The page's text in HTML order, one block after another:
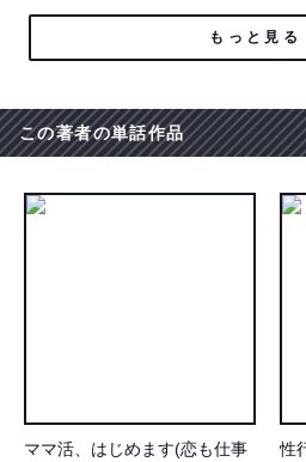
もっと見る
この著者の単話作品
ママ活、はじめます(恋も仕事
性